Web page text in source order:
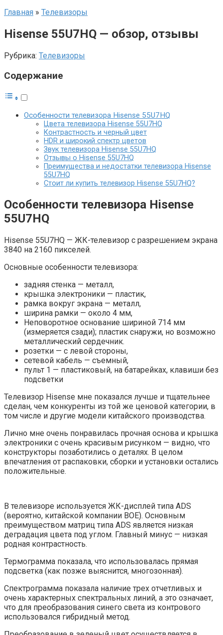
Главная » Телевизоры
Hisense 55U7HQ — обзор, отзывы
Рубрика: Телевизоры
Содержание
Особенности телевизора Hisense 55U7HQ
Цвета телевизора Hisense 55U7HQ
Контрастность и черный цвет
HDR и широкий спектр цветов
Звук телевизора Hisense 55U7HQ
Отзывы о Hisense 55U7HQ
Преимущества и недостатки телевизора Hisense
55U7HQ
Стоит ли купить телевизор Hisense 55U7HQ?
Особенности телевизора Hisense
55U7HQ
Hisense 55U7HQ — ЖК-телевизор с разрешением экрана
3840 на 2160 пикселей.
Основные особенности телевизора:
задняя стенка — металл,
крышка электроники — пластик,
рамка вокруг экрана — металл,
ширина рамки — около 4 мм,
Неповоротное основание шириной 714 мм
(измеряется сзади); пластик снаружи, но возможно
металлический сердечник.
розетки — с левой стороны,
сетевой кабель — съемный,
пульт 1 — пластиковый, на батарейках, клавиши без
подсветки
Телевизор Hisense мне показался лучше и тщательнее
сделан, чем конкуренты из той же ценовой категории, в
том числе и другие модели китайского производства.
Лично мне очень понравилась прочная основа и крышка
электроники с очень красивым рисунком — видно, что
конструкторы позаботились о деталях. В целом
впечатления от распаковки, сборки и установки остались
положительные.
В телевизоре используется ЖК-дисплей типа ADS
(вероятно, китайской компании BOE). Основным
преимуществом матриц типа ADS является низкая
деградация цвета под углом. Главный минус — низкая
родная контрастность.
Термограмма показала, что использовалась прямая
подсветка (как позже выяснится, многозонная).
Спектрограмма показала наличие трех отчетливых и
очень характерных спектральных линий, а это означает,
что для преобразования синего света из контрового
использовался гибридный метод.